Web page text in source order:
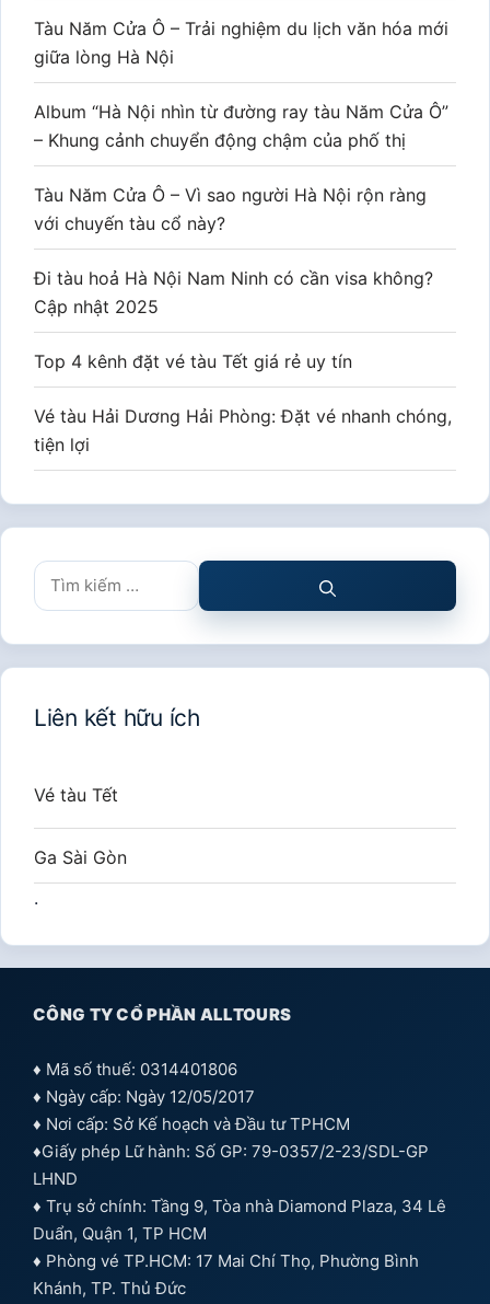
Tàu Năm Cửa Ô – Trải nghiệm du lịch văn hóa mới
giữa lòng Hà Nội
Album “Hà Nội nhìn từ đường ray tàu Năm Cửa Ô”
– Khung cảnh chuyển động chậm của phố thị
Tàu Năm Cửa Ô – Vì sao người Hà Nội rộn ràng
với chuyến tàu cổ này?
Đi tàu hoả Hà Nội Nam Ninh có cần visa không?
Cập nhật 2025
Top 4 kênh đặt vé tàu Tết giá rẻ uy tín
Vé tàu Hải Dương Hải Phòng: Đặt vé nhanh chóng,
tiện lợi
Tìm
kiếm
Liên kết hữu ích
Vé tàu Tết
Ga Sài Gòn
.
CÔNG TY CỔ PHẦN ALLTOURS
♦ Mã số thuế: 0314401806
♦ Ngày cấp: Ngày 12/05/2017
♦ Nơi cấp: Sở Kế hoạch và Đầu tư TPHCM
♦Giấy phép Lữ hành: Số GP: 79-0357/2-23/SDL-GP
LHND
♦ Trụ sở chính: Tầng 9, Tòa nhà Diamond Plaza, 34 Lê
Duẩn, Quận 1, TP HCM
♦ Phòng vé TP.HCM: 17 Mai Chí Thọ, Phường Bình
Khánh, TP. Thủ Đức